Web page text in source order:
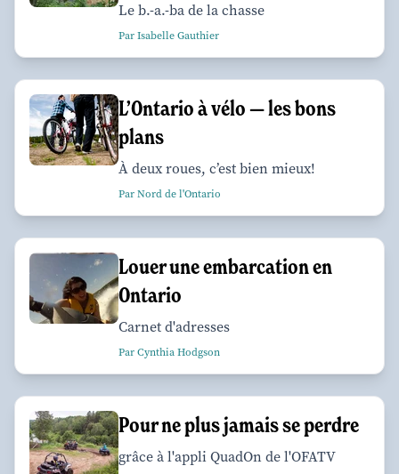
Le b.-a.-ba de la chasse
Par Isabelle Gauthier
L’Ontario à vélo — les bons
plans
À deux roues, c’est bien mieux!
Par Nord de l'Ontario
Louer une embarcation en
Ontario
Carnet d'adresses
Par Cynthia Hodgson
Pour ne plus jamais se perdre
grâce à l'appli QuadOn de l'OFATV